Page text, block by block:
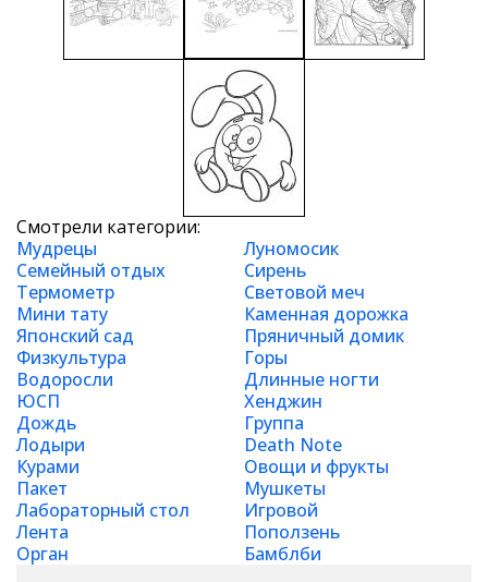
Смотрели категории:
Мудрецы
Луномосик
Семейный отдых
Сирень
Термометр
Световой меч
Мини тату
Каменная дорожка
Японский сад
Пряничный домик
Физкультура
Горы
Водоросли
Длинные ногти
ЮСП
Хенджин
Дождь
Группа
Лодыри
Death Note
Курами
Овощи и фрукты
Пакет
Мушкеты
Лабораторный стол
Игровой
Лента
Поползень
Орган
Бамблби